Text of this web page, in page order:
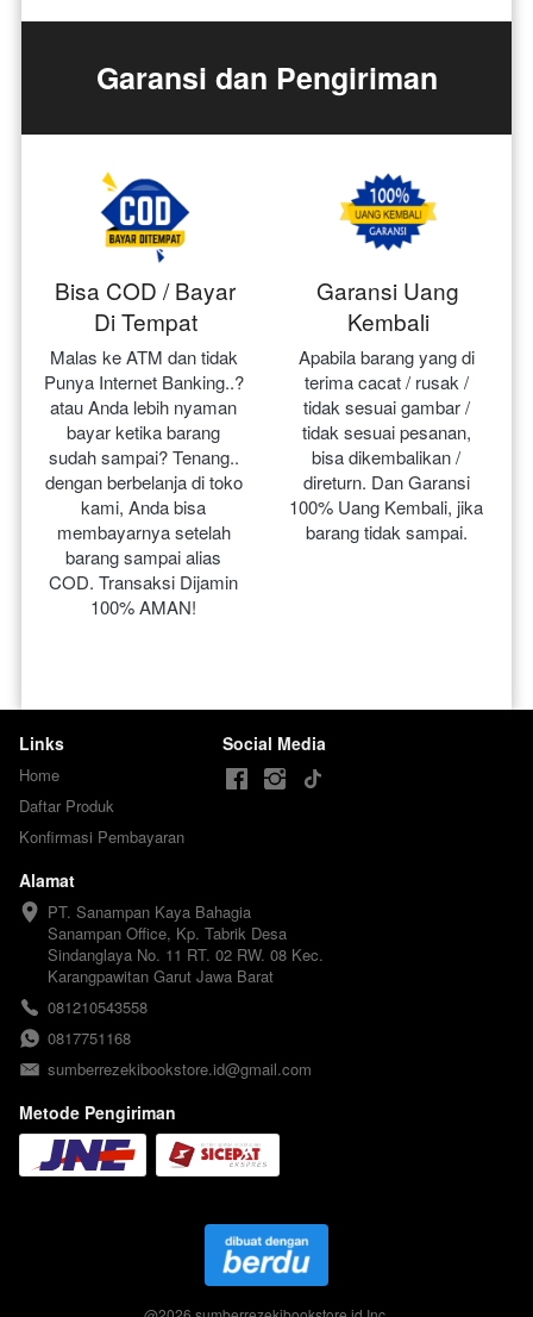
Garansi dan Pengiriman
Bisa COD / Bayar
Di Tempat
Malas ke ATM dan tidak
Punya Internet Banking..?
atau Anda lebih nyaman
bayar ketika barang
sudah sampai? Tenang..
dengan berbelanja di toko
kami, Anda bisa
membayarnya setelah
barang sampai alias
COD. Transaksi Dijamin
100% AMAN!
Garansi Uang
Kembali
Apabila barang yang di
terima cacat / rusak /
tidak sesuai gambar /
tidak sesuai pesanan,
bisa dikembalikan /
direturn. Dan Garansi
100% Uang Kembali, jika
barang tidak sampai.
Links
Home
Daftar Produk
Konfirmasi Pembayaran
Social Media
Alamat
PT. Sanampan Kaya Bahagia
Sanampan Office, Kp. Tabrik Desa
Sindanglaya No. 11 RT. 02 RW. 08 Kec.
Karangpawitan Garut Jawa Barat
081210543558
0817751168
sumberrezekibookstore.id@gmail.com
Metode Pengiriman